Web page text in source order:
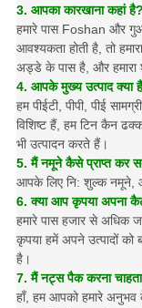
3. आपका कारखाना कहां है?
हमारे पास Foshan और
आवश्यकता होती है, तो
अड्डे के पास है, और हमारा
4. आपके मुख्य उत्पाद क्या
हम पीईटी, पीपी, पीई
विशिष्ट हैं, हम टिन कैन
भी उत्पादन करते हैं।
5. मैं नमूने कैसे प्राप्त कर
आपके लिए नि: शुल्क नमूने,
6. क्या आप कृपया अपना
हमारे पास हजार से अधिक
कृपया हमें अपने उत्पादों
है।
7. मैं नट्स पैक करना
हाँ, हम आपको हमारे